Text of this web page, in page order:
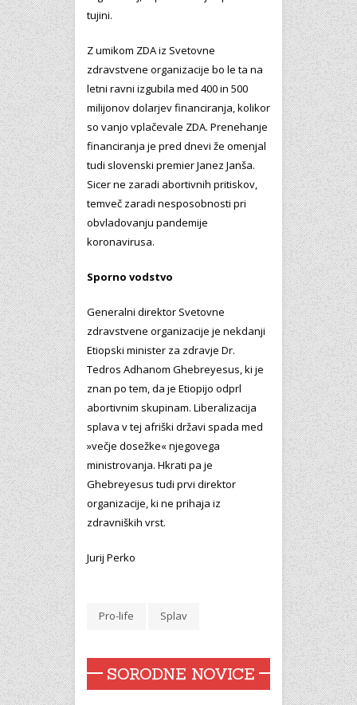
tujini.
Z umikom ZDA iz Svetovne
zdravstvene organizacije bo le ta na
letni ravni izgubila med 400 in 500
milijonov dolarjev financiranja, kolikor
so vanjo vplačevale ZDA. Prenehanje
financiranja je pred dnevi že omenjal
tudi slovenski premier Janez Janša.
Sicer ne zaradi abortivnih pritiskov,
temveč zaradi nesposobnosti pri
obvladovanju pandemije
koronavirusa.
Sporno vodstvo
Generalni direktor Svetovne
zdravstvene organizacije je nekdanji
Etiopski minister za zdravje Dr.
Tedros Adhanom Ghebreyesus, ki je
znan po tem, da je Etiopijo odprl
abortivnim skupinam. Liberalizacija
splava v tej afriški državi spada med
»večje dosežke« njegovega
ministrovanja. Hkrati pa je
Ghebreyesus tudi prvi direktor
organizacije, ki ne prihaja iz
zdravniških vrst.
Jurij Perko
Pro-life Splav
SORODNE NOVICE